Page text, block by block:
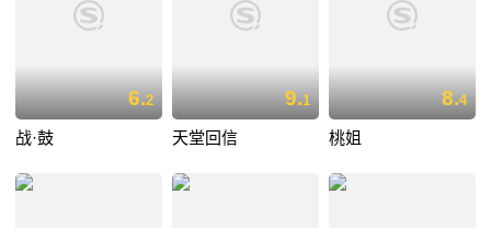
6.2
战·鼓
9.1
天堂回信
8.4
桃姐